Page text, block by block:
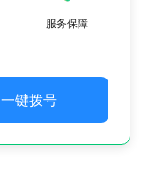
服务保障
一键拨号